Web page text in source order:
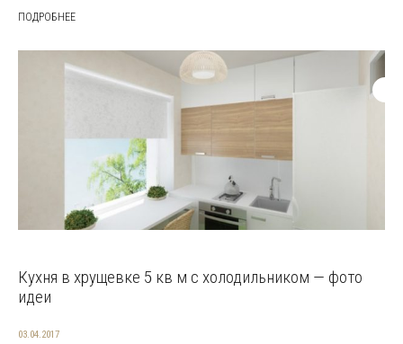
ПОДРОБНЕЕ
Кухня в хрущевке 5 кв м с холодильником — фото
идеи
03.04.2017